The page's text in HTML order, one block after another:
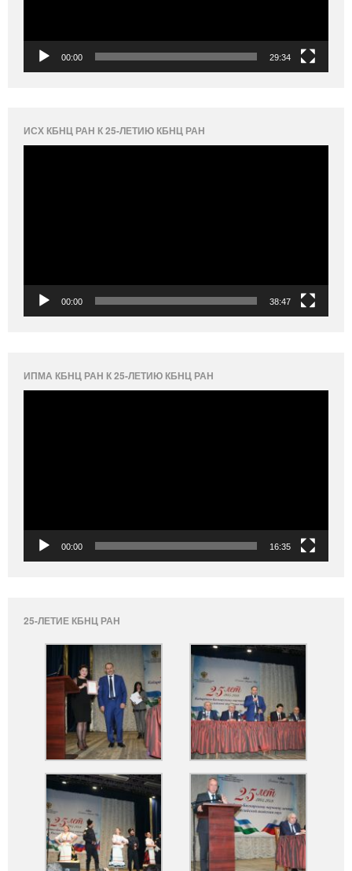
00:00 29:34
ИСХ КБНЦ РАН К 25-ЛЕТИЮ КБНЦ РАН
00:00 38:47
ИПМА КБНЦ РАН К 25-ЛЕТИЮ КБНЦ РАН
00:00 16:35
25-ЛЕТИЕ КБНЦ РАН